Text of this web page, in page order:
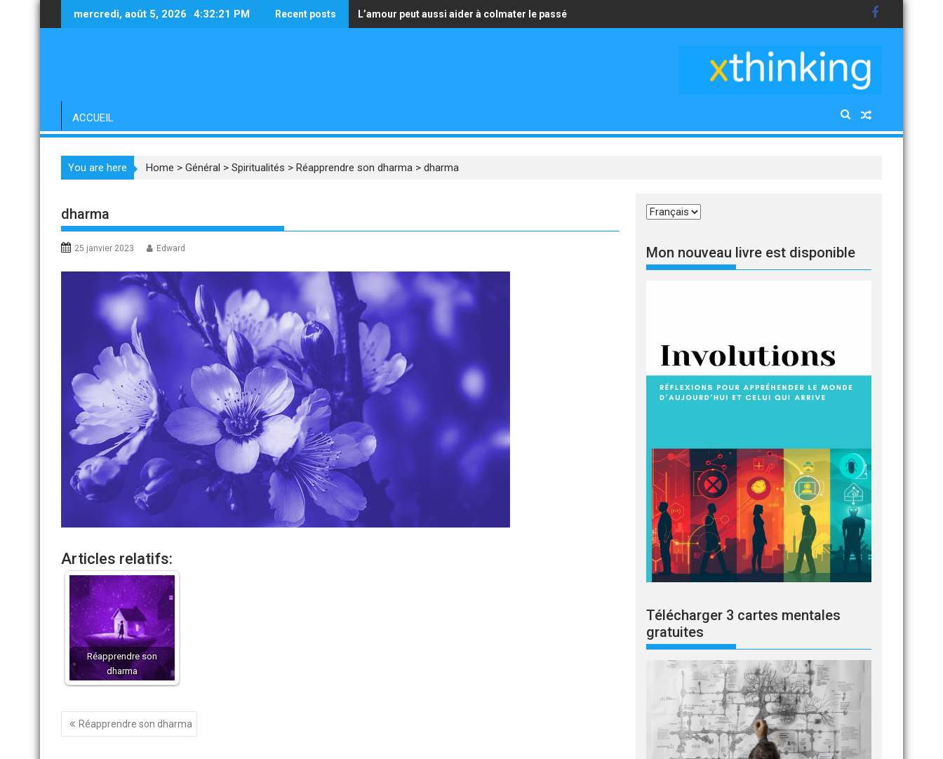
mercredi, août 5, 2026 4:32:23 PM Recent posts L’amour peut aussi aider à colmater le passé
La seule richesse qui vaille est celle d’avoir un cœur pur
ACCUEIL
You are here Home > Général > Spiritualités > Réapprendre son dharma > dharma
dharma
25 janvier 2023 Edward
Articles relatifs:
Réapprendre son
dharma
Navigation
de
Réapprendre son dharma
Choisir
langue
Mon nouveau livre est disponible
Télécharger 3 cartes mentales
gratuites